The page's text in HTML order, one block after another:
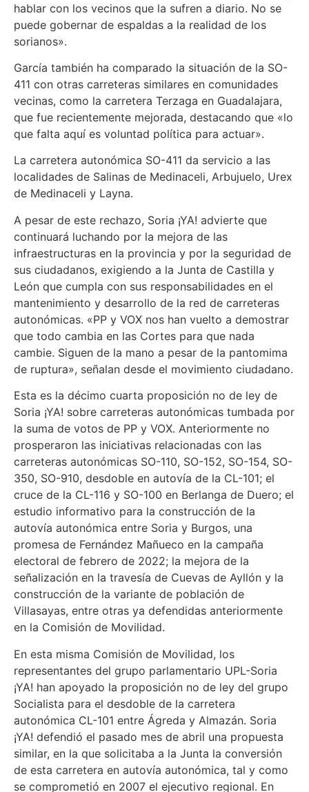
hablar con los vecinos que la sufren a diario. No se
puede gobernar de espaldas a la realidad de los
sorianos».
García también ha comparado la situación de la SO-
411 con otras carreteras similares en comunidades
vecinas, como la carretera Terzaga en Guadalajara,
que fue recientemente mejorada, destacando que «lo
que falta aquí es voluntad política para actuar».
La carretera autonómica SO-411 da servicio a las
localidades de Salinas de Medinaceli, Arbujuelo, Urex
de Medinaceli y Layna.
A pesar de este rechazo, Soria ¡YA! advierte que
continuará luchando por la mejora de las
infraestructuras en la provincia y por la seguridad de
sus ciudadanos, exigiendo a la Junta de Castilla y
León que cumpla con sus responsabilidades en el
mantenimiento y desarrollo de la red de carreteras
autonómicas. «PP y VOX nos han vuelto a demostrar
que todo cambia en las Cortes para que nada
cambie. Siguen de la mano a pesar de la pantomima
de ruptura», señalan desde el movimiento ciudadano.
Esta es la décimo cuarta proposición no de ley de
Soria ¡YA! sobre carreteras autonómicas tumbada por
la suma de votos de PP y VOX. Anteriormente no
prosperaron las iniciativas relacionadas con las
carreteras autonómicas SO-110, SO-152, SO-154, SO-
350, SO-910, desdoble en autovía de la CL-101; el
cruce de la CL-116 y SO-100 en Berlanga de Duero; el
estudio informativo para la construcción de la
autovía autonómica entre Soria y Burgos, una
promesa de Fernández Mañueco en la campaña
electoral de febrero de 2022; la mejora de la
señalización en la travesía de Cuevas de Ayllón y la
construcción de la variante de población de
Villasayas, entre otras ya defendidas anteriormente
en la Comisión de Movilidad.
En esta misma Comisión de Movilidad, los
representantes del grupo parlamentario UPL-Soria
¡YA! han apoyado la proposición no de ley del grupo
Socialista para el desdoble de la carretera
autonómica CL-101 entre Ágreda y Almazán. Soria
¡YA! defendió el pasado mes de abril una propuesta
similar, en la que solicitaba a la Junta la conversión
de esta carretera en autovía autonómica, tal y como
se comprometió en 2007 el ejecutivo regional. En